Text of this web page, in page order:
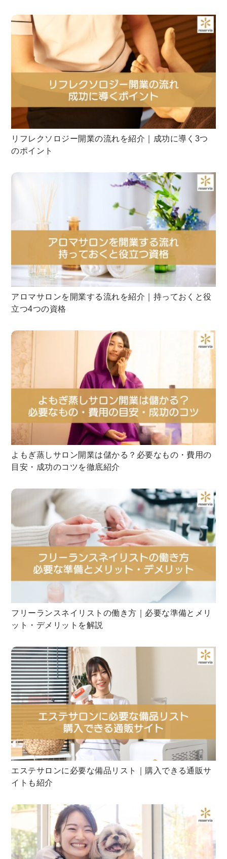
リフレクソロジー開業の流れを紹介｜成功に導く3つ
のポイント
アロマサロンを開業する流れを紹介｜持っておくと役
立つ4つの資格
よもぎ蒸しサロン開業は儲かる？必要なもの・費用の
目安・成功のコツを徹底紹介
フリーランスネイリストの働き方｜必要な準備とメリ
ット・デメリットを解説
エステサロンに必要な備品リスト｜購入できる通販サ
イトも紹介